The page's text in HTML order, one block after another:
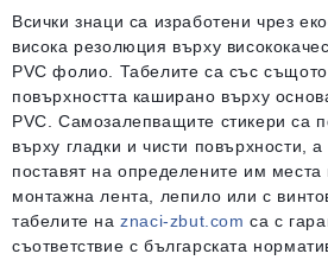
Всички знаци са изработени чрез
висока резолюция върху
PVC фолио. Табелите са със
повърхността каширано върху
PVC. Самозалепващите стикери са
върху гладки и чисти повърхности,
поставят на определените им места
монтажна лента, лепило или с
табелите наznaci-zbut.com са с
съответствие с българската